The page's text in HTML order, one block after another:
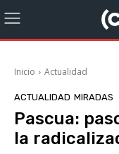
Inicio Actualidad
ACTUALIDAD MIRADAS
Pascua:
la